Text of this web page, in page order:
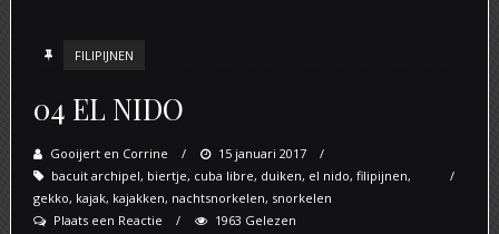
FILIPIJNEN
04 EL NIDO
Gooijert en Corrine
Posted
on
15 januari 2017
bacuit archipel, biertje, cuba libre, duiken, el nido, filipijnen,
gekko, kajak, kajakken, nachtsnorkelen, snorkelen
Plaats een Reactie
1963 Gelezen